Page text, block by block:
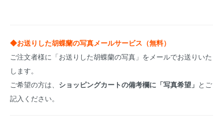
◆お送りした胡蝶蘭の写真メールサービス（無料）
ご注文者様に「お送りした胡蝶蘭の写真」をメールでお送りいた
します。
ご希望の方は、 ショッピングカートの備考欄に「写真希望」 とご
記入ください。